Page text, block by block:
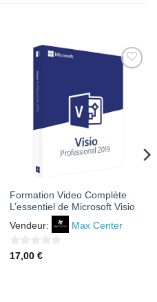
FAVORIS
Formation Video Complète
L’essentiel de Microsoft Visio
Vendeur:
Max Center
0
17,00 €